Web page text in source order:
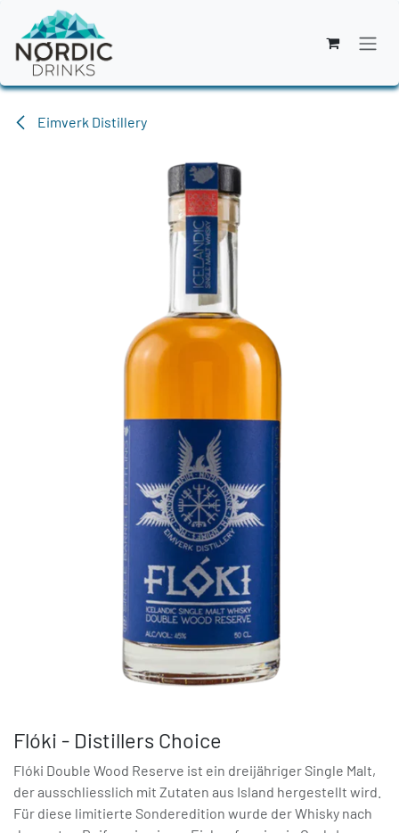
Zum Inhalt springen
Eimverk Distillery
Flóki - Distillers Choice
Flóki Double Wood Reserve ist ein dreijähriger Single Malt,
der ausschliesslich mit Zutaten aus Island hergestellt wird.
Für diese limitierte Sonderedition wurde der Whisky nach